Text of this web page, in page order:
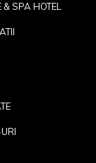
& SPA HOTEL